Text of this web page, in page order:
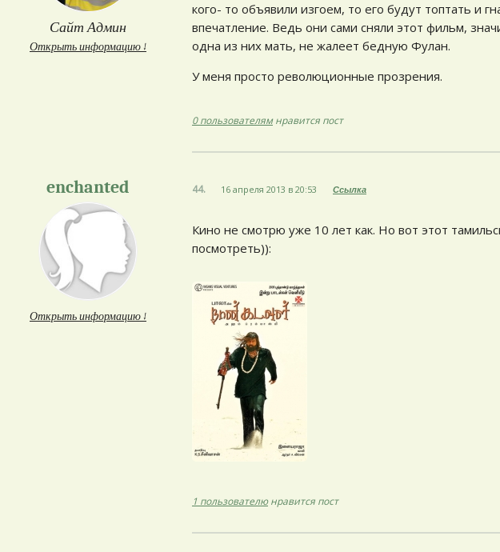
Сайт Админ
Открыть информацию ↓
кого- то объявили изгоем, то его будут топтать и
впечатление. Ведь они сами сняли этот фильм,
одна из них мать, не жалеет бедную Фулан.
У меня просто революционные прозрения.
0 пользователямнравится пост
enchanted
Открыть информацию ↓
44. 16 апреля 2013 в 20:53 Ссылка
Кино не смотрю уже 10 лет как. Но вот этот
посмотреть)):
1 пользователюнравится пост